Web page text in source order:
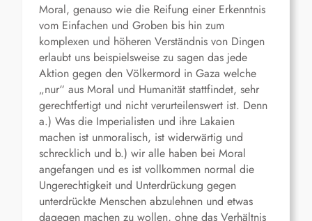
Moral, genauso wie die Reifung einer Erkenntnis
vom Einfachen und Groben bis hin zum
komplexen und höheren Verständnis von Dingen
erlaubt uns beispielsweise zu sagen das jede
Aktion gegen den Völkermord in Gaza welche
„nur“ aus Moral und Humanität stattfindet, sehr
gerechtfertigt und nicht verurteilenswert ist. Denn
a.) Was die Imperialisten und ihre Lakaien
machen ist unmoralisch, ist widerwärtig und
schrecklich und b.) wir alle haben bei Moral
angefangen und es ist vollkommen normal die
Ungerechtigkeit und Unterdrückung gegen
unterdrückte Menschen abzulehnen und etwas
dagegen machen zu wollen, ohne das Verhältnis